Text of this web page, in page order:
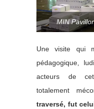
MIN
Une visite qui
pédagogique,
acteurs de
totalement
traversé, fut